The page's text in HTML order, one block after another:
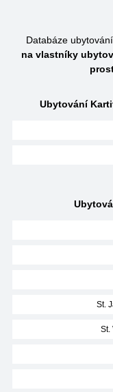
Databáze
na vlastníky
Ubytování
St.
St.